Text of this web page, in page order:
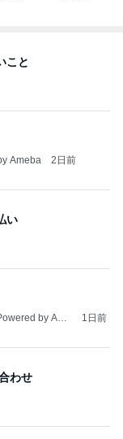
こと
Ameba 2日前
い
by Ame
1日前
わせ